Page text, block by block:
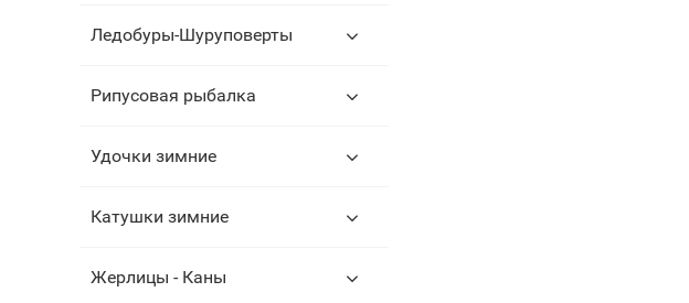
Ледобуры-Шуруповерты
Рипусовая рыбалка
Удочки зимние
Катушки зимние
Жерлицы - Каны